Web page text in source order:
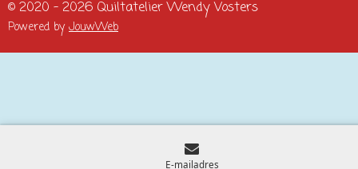
© 2020 - 2026 Quiltatelier Wendy Vosters
Powered byJouwWeb
E-mailadres